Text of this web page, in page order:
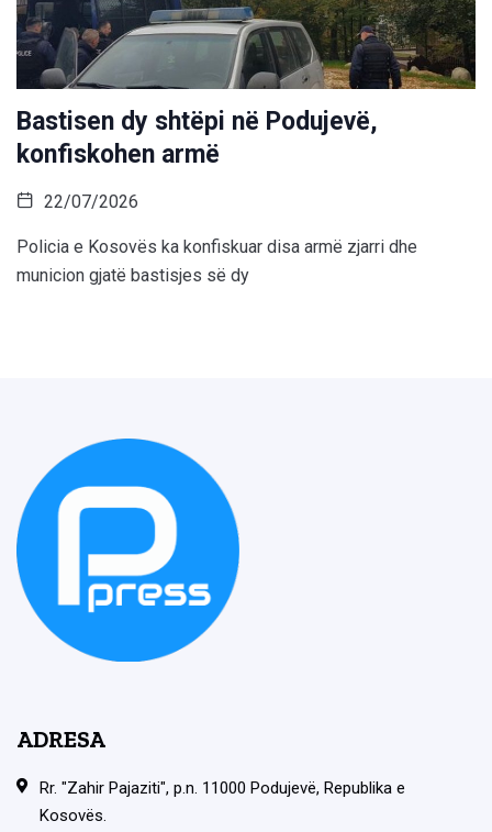
Bastisen dy shtëpi në Podujevë,
konfiskohen armë
22/07/2026
Policia e Kosovës ka konfiskuar disa armë zjarri dhe
municion gjatë bastisjes së dy
ADRESA
Rr. "Zahir Pajaziti", p.n. 11000 Podujevë, Republika e
Kosovës.